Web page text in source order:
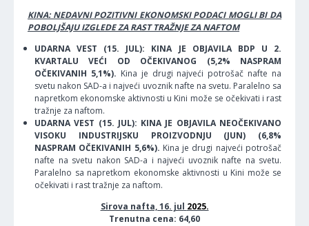
KINA: NEDAVNI POZITIVNI EKONOMSKI PODACI MOGLI BI DA
POBOLJŠAJU IZGLEDE ZA RAST TRAŽNJE ZA NAFTOM
UDARNA VEST (15. JUL): KINA JE OBJAVILA BDP U 2.
KVARTALU VEĆI OD OČEKIVANOG (5,2% NASPRAM
OČEKIVANIH 5,1%). Kina je drugi najveći potrošač nafte na
svetu nakon SAD-a i najveći uvoznik nafte na svetu. Paralelno sa
napretkom ekonomske aktivnosti u Kini može se očekivati i rast
tražnje za naftom.
UDARNA VEST (15. JUL): KINA JE OBJAVILA NEOČEKIVANO
VISOKU INDUSTRIJSKU PROIZVODNJU (JUN) (6,8%
NASPRAM OČEKIVANIH 5,6%). Kina je drugi najveći potrošač
nafte na svetu nakon SAD-a i najveći uvoznik nafte na svetu.
Paralelno sa napretkom ekonomske aktivnosti u Kini može se
očekivati i rast tražnje za naftom.
Sirova nafta, 16. jul 2025.
Trenutna cena: 64,60